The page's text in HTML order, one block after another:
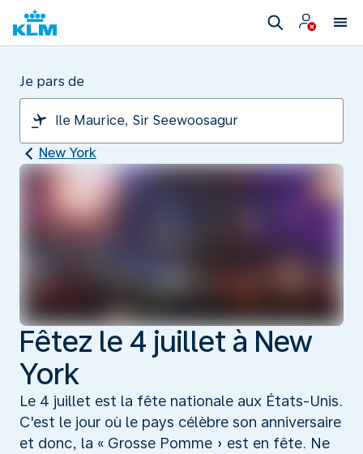
Je pars de
New York
Fêtez le 4 juillet à New
York
Le 4 juillet est la fête nationale aux États-Unis.
C'est le jour où le pays célèbre son anniversaire
et donc, la « Grosse Pomme » est en fête. Ne